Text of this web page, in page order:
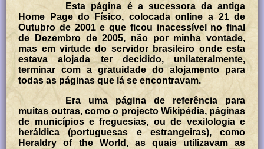
Esta página é a sucessora da antiga
Home Page do Físico, colocada online a 21 de
Outubro de 2001 e que ficou inacessível no final
de Dezembro de 2005, não por minha vontade,
mas em virtude do servidor brasileiro onde esta
estava alojada ter decidido, unilateralmente,
terminar com a gratuidade do alojamento para
todas as páginas que lá se encontravam.
Era uma página de referência para
muitas outras, como o projecto Wikipédia, páginas
de municípios e freguesias, ou de vexilologia e
heráldica (portuguesas e estrangeiras), como
Heraldry of the World, as quais utilizavam as